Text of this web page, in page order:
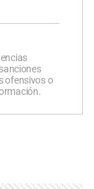
ofensivos o